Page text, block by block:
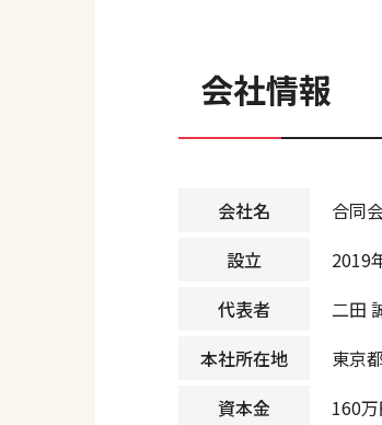
会社情報
会社名
合同
設立
2019
代表者
二田
本社所在地
東京
資本金
160